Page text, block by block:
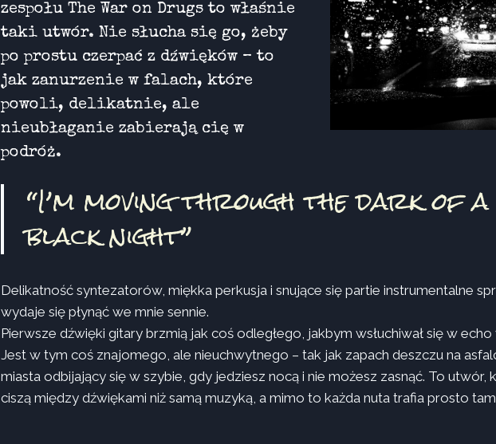
zespołu The War on Drugs to właśnie
taki utwór. Nie słucha się go, żeby
po prostu czerpać z dźwięków – to
jak zanurzenie w falach, które
powoli, delikatnie, ale
nieubłaganie zabierają cię w
podróż.
“I’m moving through the dark of
black night”
Delikatność syntezatorów, miękka perkusja i snujące się partie instrumentalne
wydaje się płynąć we mnie sennie.
Pierwsze dźwięki gitary brzmią jak coś odległego, jakbym wsłuchiwał się w
Jest w tym coś znajomego, ale nieuchwytnego – tak jak zapach deszczu na
miasta odbijający się w szybie, gdy jedziesz nocą i nie możesz zasnąć. To
ciszą między dźwiękami niż samą muzyką, a mimo to każda nuta trafia prosto